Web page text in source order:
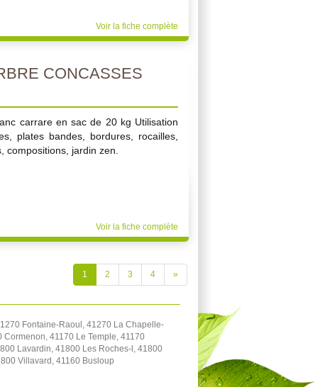
Voir la fiche complète
CONCASSES
carrare en sac de 20 kg Utilisation
plates bandes, bordures, rocailles,
compositions, jardin zen.
Voir la fiche complète
1 2 3 4 »
Fontaine-Raoul, 41270 La Chapelle-
41170 Le Temple, 41170
Lavardin, 41800 Les Roches-l, 41800
Villavard, 41160 Busloup